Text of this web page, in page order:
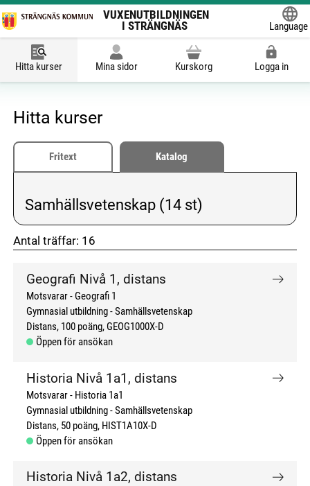
VUXENUTBILDNINGEN
I STRÄNGNÄS
Language
Hitta kurser Mina sidor Kurskorg Logga in
Hitta kurser
Fritext Katalog
Vald kategori:
Samhällsvetenskap (14 st)
Antal träffar: 16
don't click me don't click me
Geografi Nivå 1, distans
Motsvarar - Geografi 1
Gymnasial utbildning Samhällsvetenskap
Distans 100 poäng GEOG1000X-D
Öppen för ansökan
Historia Nivå 1a1, distans
Motsvarar - Historia 1a1
Gymnasial utbildning Samhällsvetenskap
Distans 50 poäng HIST1A10X-D
Öppen för ansökan
Historia Nivå 1a2, distans